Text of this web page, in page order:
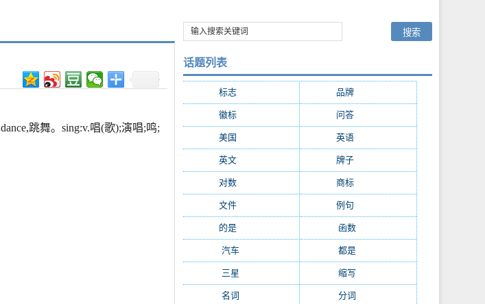
跳舞。sing:v.唱(歌);演唱;鸣;
话题列表
标志 品牌(6699)
徽标 问答(3946)
美国 英语(2102)
英文 牌子(1826)
对数 商标(1621)
文件 例句
的是 函数
汽车(992) 都是
三星 缩写
名词 分词